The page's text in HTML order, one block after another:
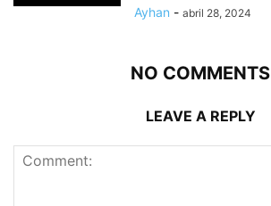
Ayhan - abril 28, 2024
NO COMMENTS
LEAVE A REPLY